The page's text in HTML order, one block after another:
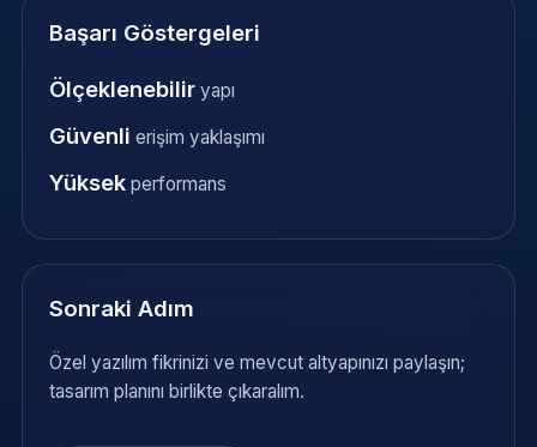
Başarı Göstergeleri
Ölçeklenebiliryapı
Güvenli erişim yaklaşımı
Yüksekperformans
Sonraki Adım
Özel yazılım fikrinizi ve mevcut altyapınızı paylaşın;
tasarım planını birlikte çıkaralım.